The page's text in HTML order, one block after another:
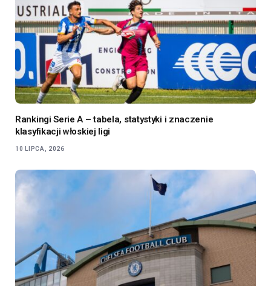
Rankingi Serie A – tabela, statystyki i znaczenie
klasyfikacji włoskiej ligi
10 LIPCA, 2026